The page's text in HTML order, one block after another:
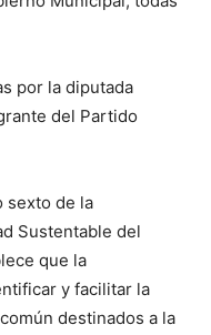
por la diputada
del Partido
sexto de la
Sustentable del
que la
y facilitar la
destinados a la